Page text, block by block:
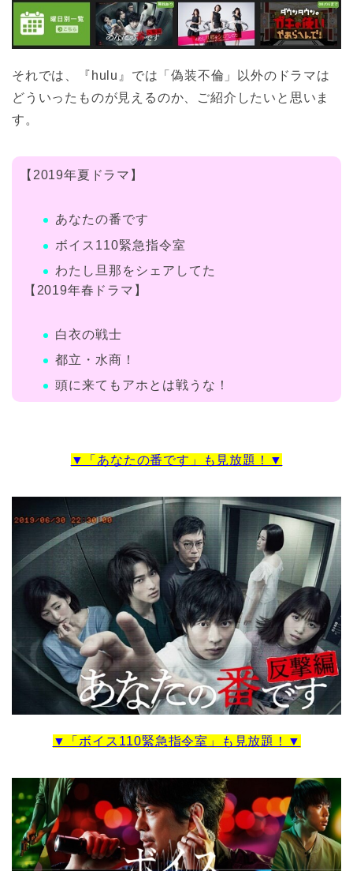
それでは、『hulu』では「偽装不倫」以外のドラマは
どういったものが見えるのか、ご紹介したいと思いま
す。
【2019年夏ドラマ】
あなたの番です
ボイス110緊急指令室
わたし旦那をシェアしてた
【2019年春ドラマ】
白衣の戦士
都立・水商！
頭に来てもアホとは戦うな！
▼「あなたの番です」も見放題！▼
▼「ボイス110緊急指令室」も見放題！▼